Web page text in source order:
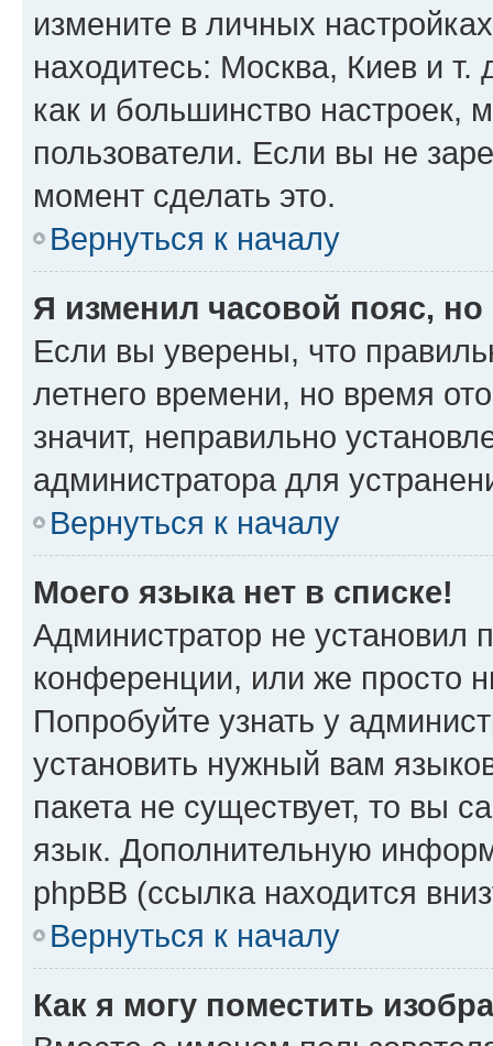
измените в личных
находитесь: Москва, Киев и т.
как и большинство настроек,
пользователи. Если вы не
момент сделать это.
Вернуться к началу
Я изменил часовой пояс,
Если вы уверены, что
летнего времени, но время
значит, неправильно
администратора для
Вернуться к началу
Моего языка нет в списке!
Администратор не установил
конференции, или же просто
Попробуйте узнать у
установить нужный вам
пакета не существует, то вы
язык. Дополнительную
phpBB (ссылка находится
Вернуться к началу
Как я могу поместить